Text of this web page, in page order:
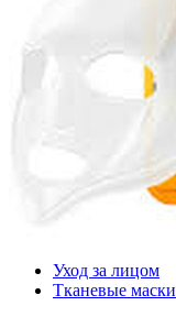
Уход за лицом
Тканевые маски